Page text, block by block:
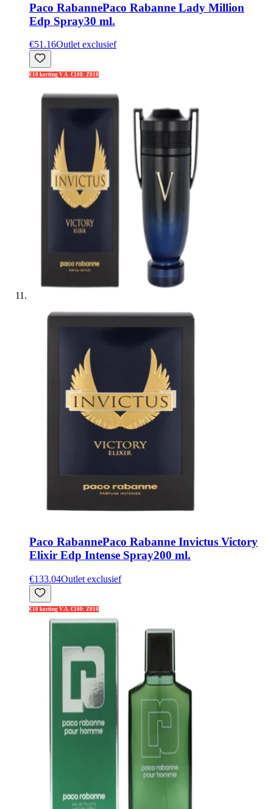
Paco RabannePaco Rabanne Lady Million
Edp Spray30 ml.
€51.16Outlet exclusief
€10 korting V.A. €100: Z010
Paco RabannePaco Rabanne Invictus Victory
Elixir Edp Intense Spray200 ml.
€133.04Outlet exclusief
€10 korting V.A. €100: Z010